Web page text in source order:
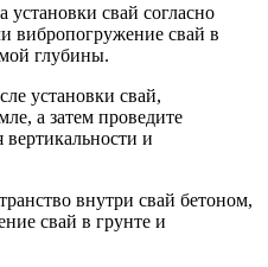
установки свай согласно
вибропогружение свай в
глубины.
установки свай,
а затем проведите
и
внутри свай бетоном,
свай в грунте и